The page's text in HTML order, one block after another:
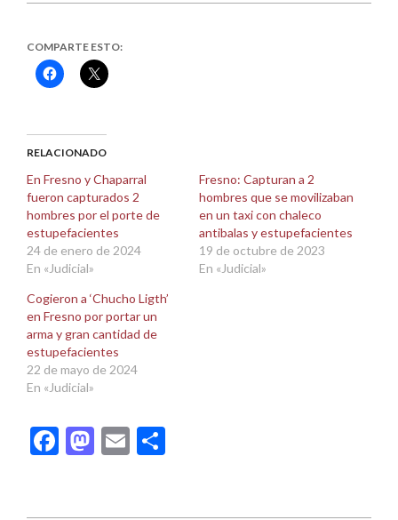
COMPARTE ESTO:
Haz
clic
abre
una
ventana
nueva)
Haz
clic
abre
una
ventana
nueva)
RELACIONADO
En Fresno y Chaparral
fueron capturados 2
hombres por el porte de
estupefacientes
24 de enero de 2024
En «Judicial»
Fresno: Capturan a 2
hombres que se movilizaban
en un taxi con chaleco
antibalas y estupefacientes
19 de octubre de 2023
En «Judicial»
Cogieron a ‘Chucho Ligth’
en Fresno por portar un
arma y gran cantidad de
estupefacientes
22 de mayo de 2024
En «Judicial»
Facebook
Mastodon
Email